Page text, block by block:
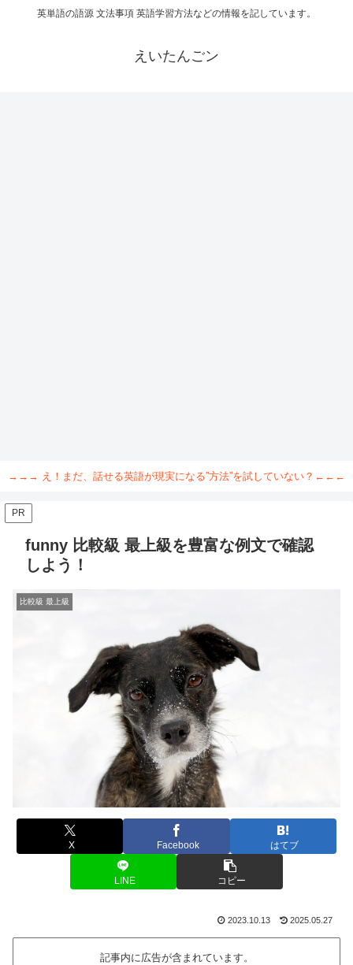
英単語の語源 文法事項 英語学習方法などの情報を記しています。
えいたんごン
→→→ え！まだ、話せる英語が現実になる”方法”を試していない？←←←
PR
funny 比較級 最上級を豊富な例文で確認
しよう！
比較級 最上級
X Facebook はてブ
LINE コピー
2023.10.13 2025.05.27
記事内に広告が含まれています。